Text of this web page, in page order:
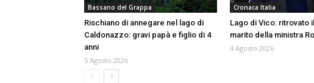
Bassano del Grappa
Rischiano di annegare nel lago di
Caldonazzo: gravi papà e figlio di 4
anni
5 Agosto 2026
Cronaca Italia
Lago di Vico: ritrovato
marito della ministra
4 Agosto 2026